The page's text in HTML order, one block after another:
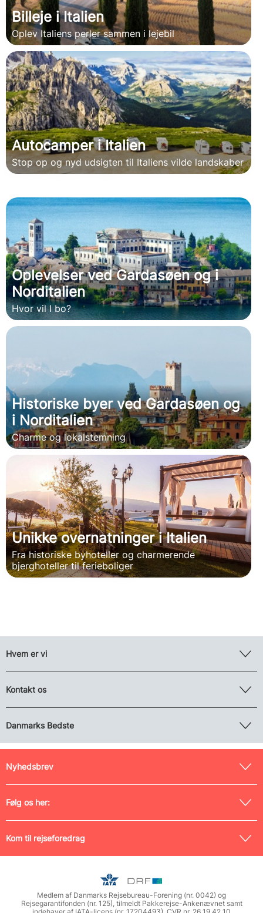
Billeje i Italien
Oplev Italiens perler sammen i lejebil
Autocamper i Italien
Stop op og nyd udsigten til Italiens vilde landskaber
Oplevelser ved Gardasøen og i
Norditalien
Hvor vil I bo?
Historiske byer ved Gardasøen og
i Norditalien
Charme og lokalstemning
Unikke overnatninger i Italien
Fra historiske byhoteller og charmerende
bjerghoteller til ferieboliger
Hvem er vi
Kontakt os
Danmarks Bedste
Nyhedsbrev
Følg os her:
Kom til rejseforedrag
Medlem af Danmarks Rejsebureau-Forening (nr. 0042) og
Rejsegarantifonden (nr. 125), tilmeldt Pakkerejse-Ankenævnet samt